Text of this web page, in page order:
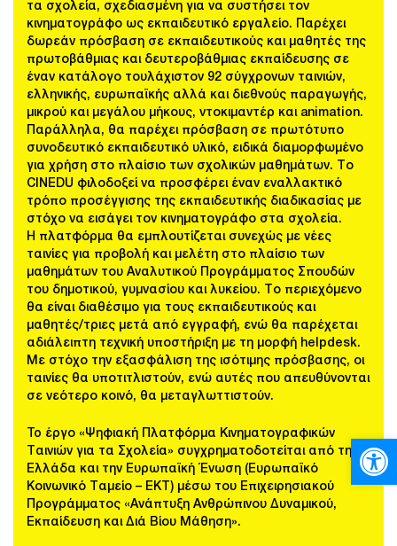
τα σχολεία, σχεδιασμένη για να συστήσει τον
κινηματογράφο ως εκπαιδευτικό εργαλείο. Παρέχει
δωρεάν πρόσβαση σε εκπαιδευτικούς και μαθητές της
πρωτοβάθμιας και δευτεροβάθμιας εκπαίδευσης σε
έναν κατάλογο τουλάχιστον 92 σύγχρονων ταινιών,
ελληνικής, ευρωπαϊκής αλλά και διεθνούς παραγωγής,
μικρού και μεγάλου μήκους, ντοκιμαντέρ και animation.
Παράλληλα, θα παρέχει πρόσβαση σε πρωτότυπο
συνοδευτικό εκπαιδευτικό υλικό, ειδικά διαμορφωμένο
για χρήση στο πλαίσιο των σχολικών μαθημάτων. Το
CINEDU φιλοδοξεί να προσφέρει έναν εναλλακτικό
τρόπο προσέγγισης της εκπαιδευτικής διαδικασίας με
στόχο να εισάγει τον κινηματογράφο στα σχολεία.
Η πλατφόρμα θα εμπλουτίζεται συνεχώς με νέες
ταινίες για προβολή και μελέτη στο πλαίσιο των
μαθημάτων του Αναλυτικού Προγράμματος Σπουδών
του δημοτικού, γυμνασίου και λυκείου. Το περιεχόμενο
θα είναι διαθέσιμο για τους εκπαιδευτικούς και
μαθητές/τριες μετά από εγγραφή, ενώ θα παρέχεται
αδιάλειπτη τεχνική υποστήριξη με τη μορφή helpdesk.
Με στόχο την εξασφάλιση της ισότιμης πρόσβασης, οι
ταινίες θα υποτιτλιστούν, ενώ αυτές που απευθύνονται
σε νεότερο κοινό, θα μεταγλωττιστούν.
To έργο «Ψηφιακή Πλατφόρμα Κινηματογραφικών
Ταινιών για τα Σχολεία» συγχρηματοδοτείται από την
Ελλάδα και την Ευρωπαϊκή Ένωση (Ευρωπαϊκό
Κοινωνικό Ταμείο – ΕΚΤ) μέσω του Επιχειρησιακού
Προγράμματος «Ανάπτυξη Ανθρώπινου Δυναμικού,
Εκπαίδευση και Διά Βίου Μάθηση».